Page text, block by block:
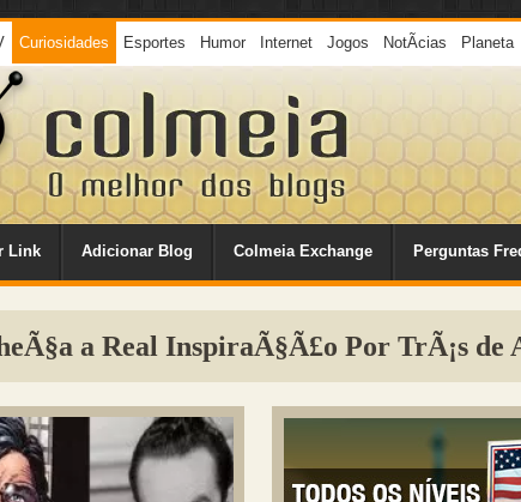
Curiosidades Esportes Humor Internet Jogos NotÃ­cias Planeta
Link Adicionar Blog Colmeia Exchange Perguntas
a Real InspiraÃ§Ã£o Por TrÃ¡s de